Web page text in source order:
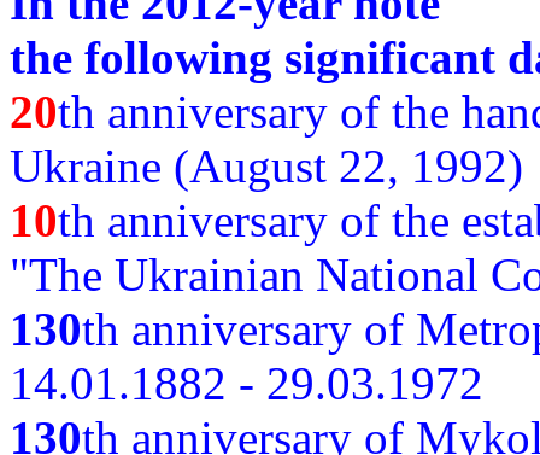
the following significant
20th anniversary of the
Ukraine (August 22, 1992)
10th anniversary of the
"The Ukrainian National
130th anniversary of
14.01.1882 - 29.03.1972
130th anniversary of